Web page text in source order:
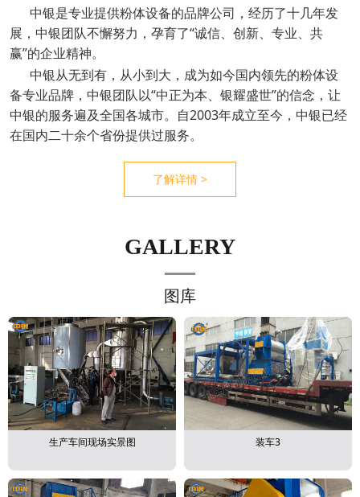
中银是专业提供粉体设备的品牌公司，经历了十几年发
展，中银团队不懈努力，孕育了“诚信、创新、专业、共
赢”的企业精神。
中银从无到有，从小到大，成为如今国内领先的粉体设
备专业品牌，中银团队以“中正为本、银耀盛世”的信念，让
中银的服务遍及全国各城市。自2003年成立至今，中银已经
在国内二十余个省份提供过服务。
了解详情 >
GALLERY
图库
生产车间现场实景图 装车3